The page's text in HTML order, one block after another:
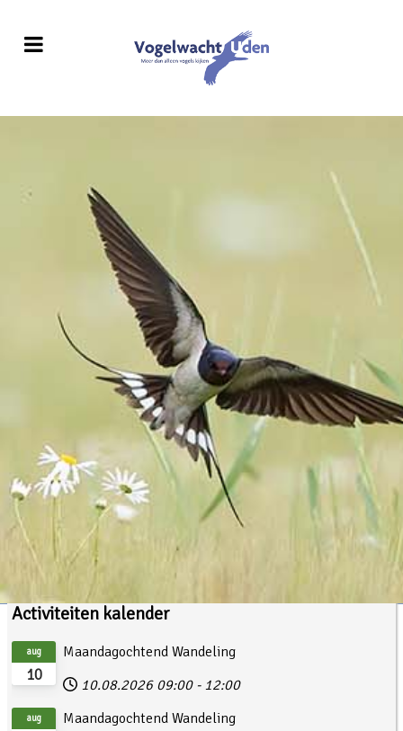
Activiteiten kalender
10
aug
Maandagochtend Wandeling
10.08.2026 09:00 - 12:00
aug
Maandagochtend Wandeling